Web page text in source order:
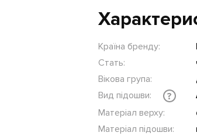
Країна бренду:
Стать:
Вікова група:
Вид підошви:
?
Матеріал верху:
Матеріал підошви: